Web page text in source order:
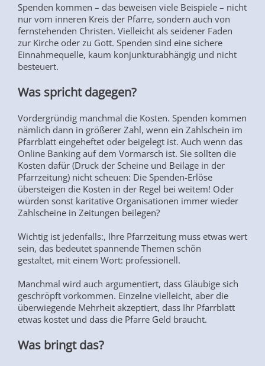
Spenden kommen – das beweisen viele Beispiele – nicht
nur vom inneren Kreis der Pfarre, sondern auch von
fernstehenden Christen. Vielleicht als seidener Faden
zur Kirche oder zu Gott. Spenden sind eine sichere
Einnahmequelle, kaum konjunkturabhängig und nicht
besteuert.
Was spricht dagegen?
Vordergründig manchmal die Kosten. Spenden kommen
nämlich dann in größerer Zahl, wenn ein Zahlschein im
Pfarrblatt eingeheftet oder beigelegt ist. Auch wenn das
Online Banking auf dem Vormarsch ist. Sie sollten die
Kosten dafür (Druck der Scheine und Beilage in der
Pfarrzeitung) nicht scheuen: Die Spenden-Erlöse
übersteigen die Kosten in der Regel bei weitem! Oder
würden sonst karitative Organisationen immer wieder
Zahlscheine in Zeitungen beilegen?
Wichtig ist jedenfalls:, Ihre Pfarrzeitung muss etwas wert
sein, das bedeutet spannende Themen schön
gestaltet, mit einem Wort: professionell.
Manchmal wird auch argumentiert, dass Gläubige sich
geschröpft vorkommen. Einzelne vielleicht, aber die
überwiegende Mehrheit akzeptiert, dass Ihr Pfarrblatt
etwas kostet und dass die Pfarre Geld braucht.
Was bringt das?